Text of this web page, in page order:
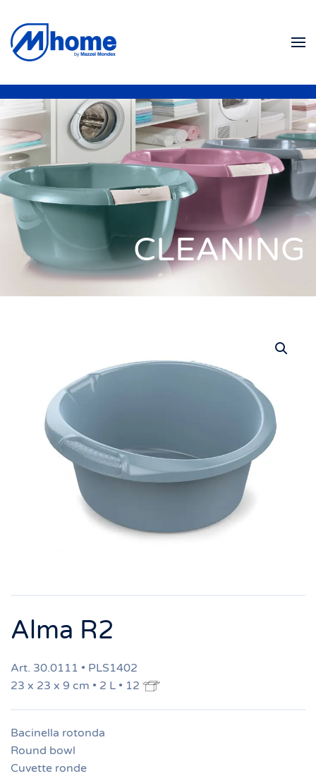
Skip to main content
CLEANING
Alma R2
Art. 30.0111 • PLS1402
23 x 23 x 9 cm • 2 L • 12
Bacinella rotonda
Round bowl
Cuvette ronde